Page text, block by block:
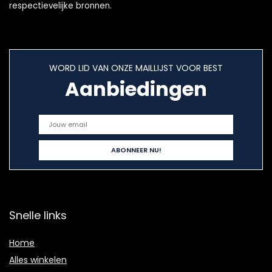
respectievelijke bronnen.
WORD LID VAN ONZE MAILLIJST VOOR BEST
Aanbiedingen
Snelle links
Home
Alles winkelen